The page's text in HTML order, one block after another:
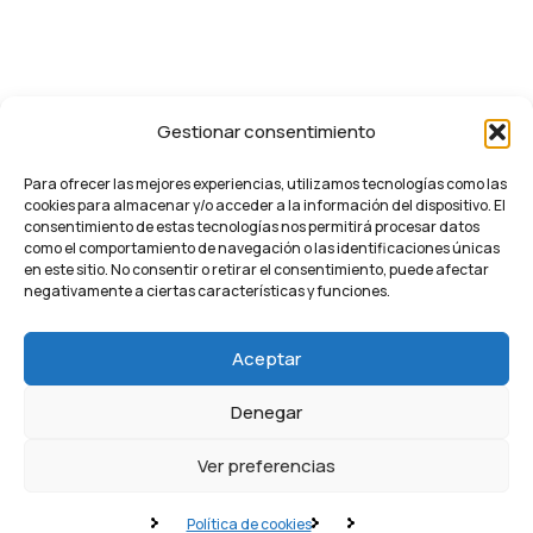
Gestionar consentimiento
Para ofrecer las mejores experiencias, utilizamos tecnologías como las
cookies para almacenar y/o acceder a la información del dispositivo. El
consentimiento de estas tecnologías nos permitirá procesar datos
como el comportamiento de navegación o las identificaciones únicas
en este sitio. No consentir o retirar el consentimiento, puede afectar
negativamente a ciertas características y funciones.
Aceptar
Denegar
Ver preferencias
Política de cookies